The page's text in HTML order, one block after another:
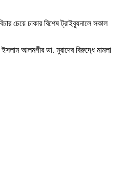
চেয়ে ঢাকার বিশেষ ট্রাইব্যুনালে সকাল
আলমগীর ডা. মুরাদের বিরুদ্ধে মামলা